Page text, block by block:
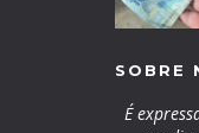
SOBRE
É